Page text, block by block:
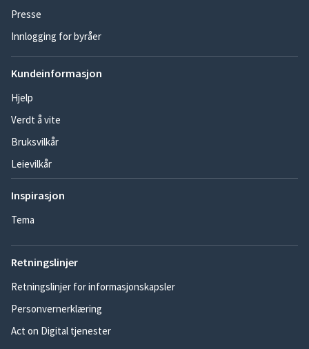
Presse
Innlogging for byråer
Kundeinformasjon
Hjelp
Verdt å vite
Bruksvilkår
Leievilkår
Inspirasjon
Tema
Retningslinjer
Retningslinjer for informasjonskapsler
Personvernerklæring
Act on Digital tjenester